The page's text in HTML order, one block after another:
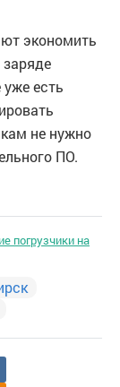
экономить
уже есть
не нужно
ПО.
погрузчики на